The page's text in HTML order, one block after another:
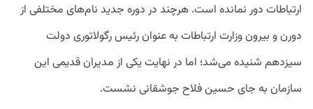
ارتباطات دور نمانده است. هرچند در دوره جدید نام‌های مختلفی از
دورن و بیرون وزارت ارتباطات به عنوان رئیس رگولاتوری دولت
سیزدهم شنیده می‌شد؛ اما در نهایت یکی از مدیران قدیمی این
سازمان به جای حسین فلاح جوشقانی نشست.